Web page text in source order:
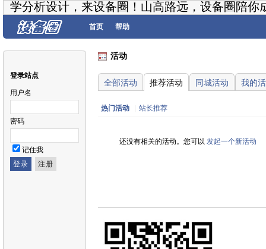
学分析设计，来设备圈！山高路远，设备圈陪你
首页 帮助
登录站点
用户名
密码
记住我
活动
全部活动 推荐活动 同城活动 我的
热门活动 站长推荐
还没有相关的活动。您可以 发起一个新活动